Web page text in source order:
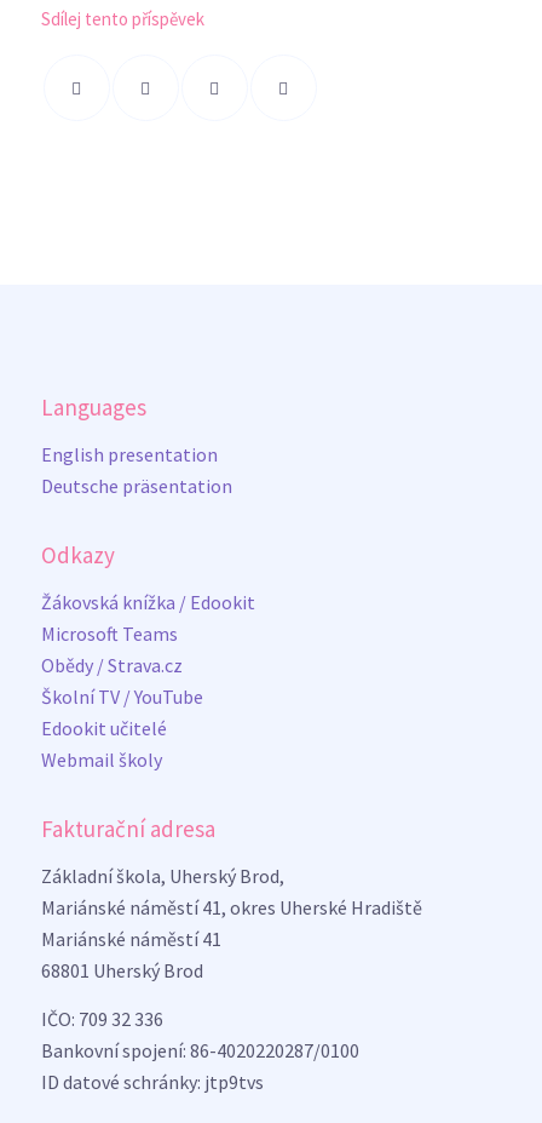
Sdílej tento příspěvek
Languages
English presentation
Deutsche präsentation
Odkazy
Žákovská knížka / Edookit
Microsoft Teams
Obědy / Strava.cz
Školní TV / YouTube
Edookit učitelé
Webmail školy
Fakturační adresa
Základní škola, Uherský Brod,
Mariánské náměstí 41, okres Uherské Hradiště
Mariánské náměstí 41
68801 Uherský Brod
IČO: 709 32 336
Bankovní spojení: 86-4020220287/0100
ID datové schránky: jtp9tvs